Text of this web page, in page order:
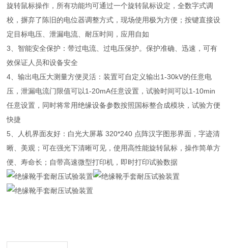
旋转鼠标操作，所有功能均可通过一个旋转鼠标设定，全数字式调
校，摒弃了陈旧的电位器调整方式，现场使用极为方便；按键直接设
定目标电压、泄漏电流、耐压时间，应用自如
3、智能安全保护：带过电流、过电压保护。保护准确、迅速，可有
效保证人员和设备安全
4、输出电压大测量方便灵活：装置可自定义输出1-30kV的任意电
压，泄漏电流门限值可以1-20mA任意设置，试验时间可以1-10min
任意设置，同时将常用绝缘设备参数按照国标整合成模块，试验方便
快捷
5、人机界面友好：白光大屏幕 320*240 点阵汉字图形界面，字迹清
晰、美观；可在强光下清晰可见，使用高性能旋转鼠标，操作简单方
便、寿命长；自带高速微型打印机，即时打印试验数据